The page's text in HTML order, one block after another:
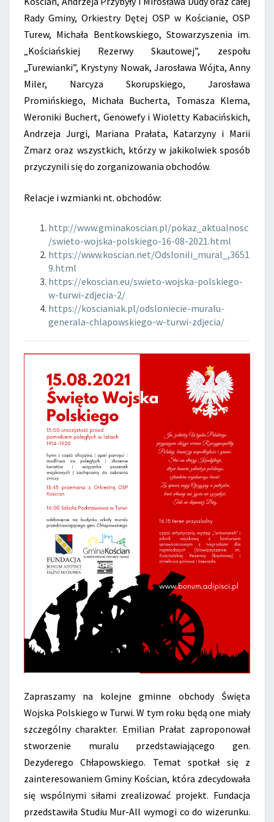
Rady Gminy, Orkiestry Dętej OSP w Kościanie, OSP
Turew, Michała Bentkowskiego, Stowarzyszenia im.
„Kościańskiej Rezerwy Skautowej”, zespołu
„Turewianki”, Krystyny Nowak, Jarosława Wójta, Anny
Miler, Narcyza Skorupskiego, Jarosława
Promińskiego, Michała Bucherta, Tomasza Klema,
Weroniki Buchert, Genowefy i Wioletty Kabacińskich,
Andrzeja Jurgi, Mariana Prałata, Katarzyny i Marii
Zmarz oraz wszystkich, którzy w jakikolwiek sposób
przyczynili się do zorganizowania obchodów.
Relacje i wzmianki nt. obchodów:
http://www.gminakoscian.pl/pokaz_aktualnosc
/swieto-wojska-polskiego-16-08-2021.html
https://www.koscian.net/Odslonili_mural_,3651
9.html
https://ekoscian.eu/swieto-wojska-polskiego-
w-turwi-zdjecia-2/
https://koscianiak.pl/odsloniecie-muralu-
generala-chlapowskiego-w-turwi-zdjecia/
Zapraszamy na kolejne gminne obchody Święta
Wojska Polskiego w Turwi. W tym roku będą one miały
szczególny charakter. Emilian Prałat zaproponował
stworzenie muralu przedstawiającego gen.
Dezyderego Chłapowskiego. Temat spotkał się z
zainteresowaniem Gminy Kościan, która zdecydowała
się wspólnymi siłami zrealizować projekt. Fundacja
przedstawiła Studiu Mur-All wymogi co do wizerunku.